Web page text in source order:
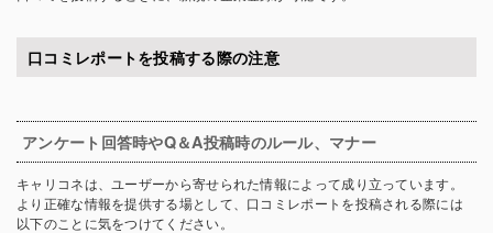
口コミレポートを投稿する際の注意
アンケート回答時やQ＆A投稿時のルール、マナー
キャリコネは、ユーザーから寄せられた情報によって成り立っています。
より正確な情報を提供する場として、口コミレポートを投稿される際には
以下のことに気をつけてください。